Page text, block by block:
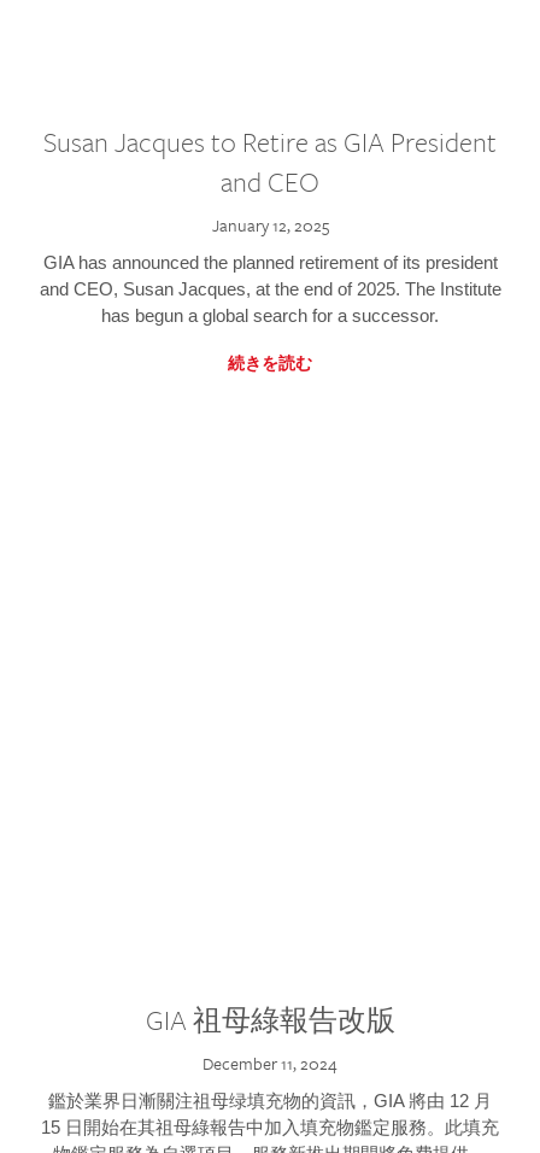
Susan Jacques to Retire as GIA President
and CEO
January 12, 2025
GIA has announced the planned retirement of its president
and CEO, Susan Jacques, at the end of 2025. The Institute
has begun a global search for a successor.
続きを読む
GIA 祖母綠報告改版
December 11, 2024
鑑於業界日漸關注祖母绿填充物的資訊，GIA 將由 12 月
15 日開始在其祖母綠報告中加入填充物鑑定服務。此填充